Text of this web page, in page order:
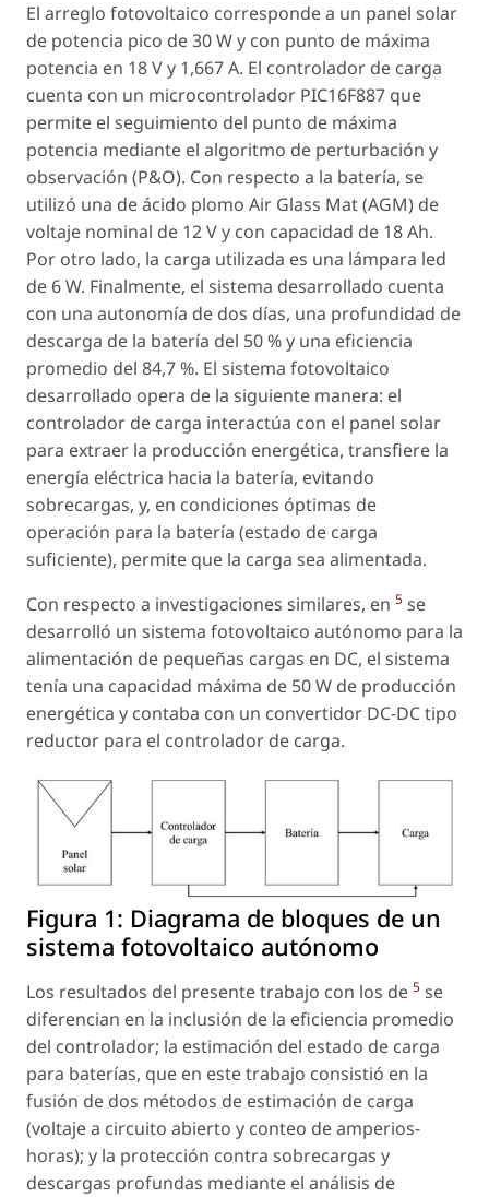
El arreglo fotovoltaico corresponde a un panel solar
de potencia pico de 30 W y con punto de máxima
potencia en 18 V y 1,667 A. El controlador de carga
cuenta con un microcontrolador PIC16F887 que
permite el seguimiento del punto de máxima
potencia mediante el algoritmo de perturbación y
observación (P&O). Con respecto a la batería, se
utilizó una de ácido plomo Air Glass Mat (AGM) de
voltaje nominal de 12 V y con capacidad de 18 Ah.
Por otro lado, la carga utilizada es una lámpara led
de 6 W. Finalmente, el sistema desarrollado cuenta
con una autonomía de dos días, una profundidad de
descarga de la batería del 50 % y una eficiencia
promedio del 84,7 %. El sistema fotovoltaico
desarrollado opera de la siguiente manera: el
controlador de carga interactúa con el panel solar
para extraer la producción energética, transfiere la
energía eléctrica hacia la batería, evitando
sobrecargas, y, en condiciones óptimas de
operación para la batería (estado de carga
suficiente), permite que la carga sea alimentada.
Con respecto a investigaciones similares, en 5 se
desarrolló un sistema fotovoltaico autónomo para la
alimentación de pequeñas cargas en DC, el sistema
tenía una capacidad máxima de 50 W de producción
energética y contaba con un convertidor DC-DC tipo
reductor para el controlador de carga.
Figura 1: Diagrama de bloques de un
sistema fotovoltaico autónomo
Los resultados del presente trabajo con los de 5 se
diferencian en la inclusión de la eficiencia promedio
del controlador; la estimación del estado de carga
para baterías, que en este trabajo consistió en la
fusión de dos métodos de estimación de carga
(voltaje a circuito abierto y conteo de amperios-
horas); y la protección contra sobrecargas y
descargas profundas mediante el análisis de